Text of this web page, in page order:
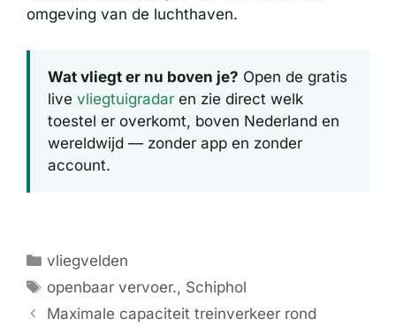
omgeving van de luchthaven.
Wat vliegt er nu boven je? Open de gratis
live vliegtuigradar en zie direct welk
toestel er overkomt, boven Nederland en
wereldwijd — zonder app en zonder
account.
Categorieën
vliegvelden
Tags
openbaar vervoer., Schiphol
Maximale capaciteit treinverkeer rond